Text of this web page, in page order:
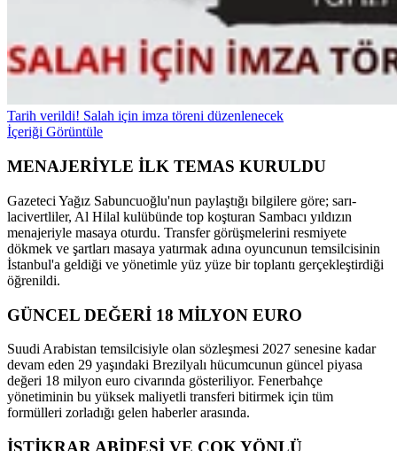
Tarih verildi! Salah için imza töreni düzenlenecek
İçeriği Görüntüle
MENAJERİYLE İLK TEMAS KURULDU
Gazeteci Yağız Sabuncuoğlu'nun paylaştığı bilgilere göre; sarı-
lacivertliler, Al Hilal kulübünde top koşturan Sambacı yıldızın
menajeriyle masaya oturdu. Transfer görüşmelerini resmiyete
dökmek ve şartları masaya yatırmak adına oyuncunun temsilcisinin
İstanbul'a geldiği ve yönetimle yüz yüze bir toplantı gerçekleştirdiği
öğrenildi.
GÜNCEL DEĞERİ 18 MİLYON EURO
Suudi Arabistan temsilcisiyle olan sözleşmesi 2027 senesine kadar
devam eden 29 yaşındaki Brezilyalı hücumcunun güncel piyasa
değeri 18 milyon euro civarında gösteriliyor. Fenerbahçe
yönetiminin bu yüksek maliyetli transferi bitirmek için tüm
formülleri zorladığı gelen haberler arasında.
İSTİKRAR ABİDESİ VE ÇOK YÖNLÜ